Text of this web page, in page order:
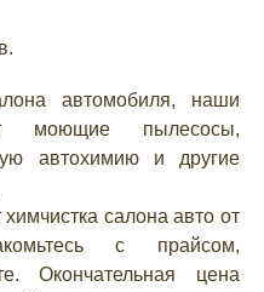
автомобиля, наши
моющие пылесосы,
автохимию и другие
химчистка салона авто от
с прайсом,
Окончательная цена